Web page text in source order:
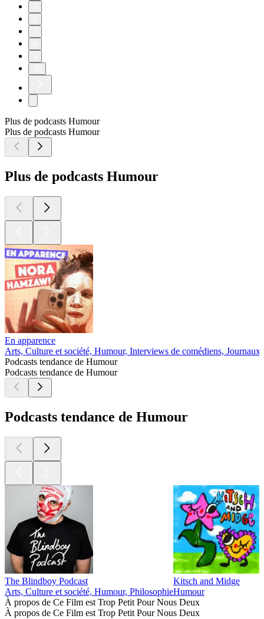
Plus de podcasts Humour
Plus de podcasts Humour
Plus de podcasts Humour
En apparence
Arts, Culture et société, Humour, Interviews de comédiens, Journaux
Podcasts tendance de Humour
Podcasts tendance de Humour
Podcasts tendance de Humour
The Blindboy Podcast
Arts, Culture et société, Humour, Philosophie
Kitsch and Midge
Humour
À propos de Ce Film est Trop Petit Pour Nous Deux
À propos de Ce Film est Trop Petit Pour Nous Deux